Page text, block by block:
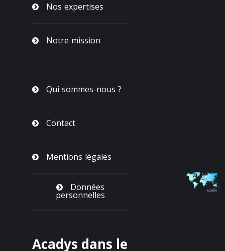
Nos expertises
Notre mission
Qui sommes-nous ?
Contact
Mentions légales
Données
personnelles
Acadys dans le